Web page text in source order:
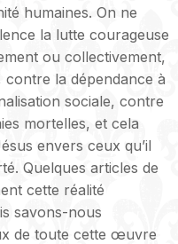
humaines. On ne
la lutte courageuse
ou collectivement,
la dépendance à
sociale, contre
mortelles, et cela
envers ceux qu’il
Quelques articles de
cette réalité
savons-nous
de toute cette œuvre